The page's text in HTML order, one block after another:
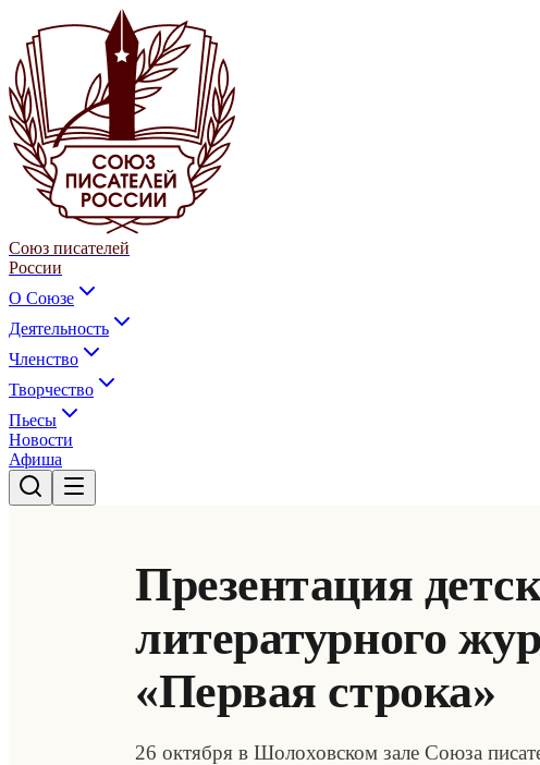
Союз писателей
России
О Союзе
Деятельность
Членство
Творчество
Пьесы
Новости
Афиша
Презентация
литературного
«Первая строка»
26 октября в Шолоховском зале Союза